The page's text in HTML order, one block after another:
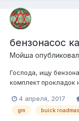
бензонасос
Мойша
Господа, ищу
комплект прокладок
4 апреля, 2017
gm buick